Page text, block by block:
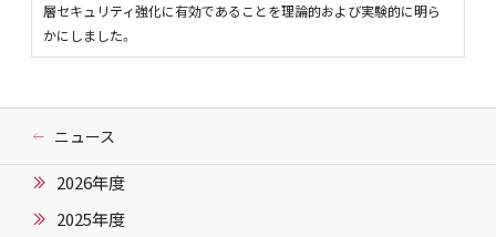
層セキュリティ強化に有効であることを理論的および実験的に明ら
かにしました。
ニュース
2026年度
2025年度